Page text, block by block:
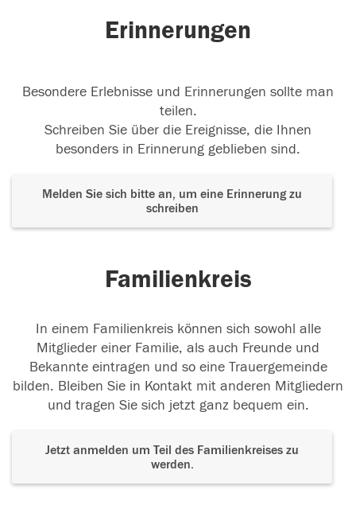
Erinnerungen
Besondere Erlebnisse und Erinnerungen sollte man
teilen.
Schreiben Sie über die Ereignisse, die Ihnen
besonders in Erinnerung geblieben sind.
Melden Sie sich bitte an, um eine Erinnerung zu
schreiben
Familienkreis
In einem Familienkreis können sich sowohl alle
Mitglieder einer Familie, als auch Freunde und
Bekannte eintragen und so eine Trauergemeinde
bilden. Bleiben Sie in Kontakt mit anderen Mitgliedern
und tragen Sie sich jetzt ganz bequem ein.
Jetzt anmelden um Teil des Familienkreises zu
werden.